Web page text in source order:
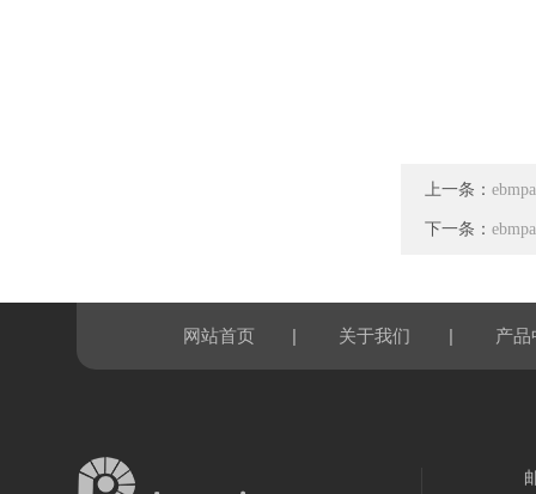
上一条：
下一条：
网站首页 | 关于我们 | 产品